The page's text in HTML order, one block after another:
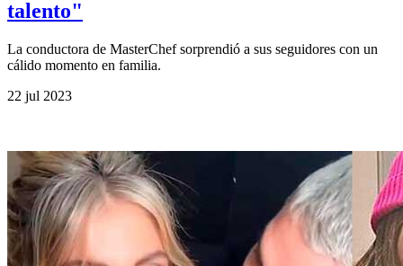
talento"
La conductora de MasterChef sorprendió a sus seguidores con un
cálido momento en familia.
22 jul 2023